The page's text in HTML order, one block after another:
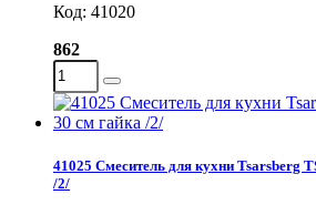
Код: 41020
862
41025 Смеситель для кухни Tsarsberg
/2/